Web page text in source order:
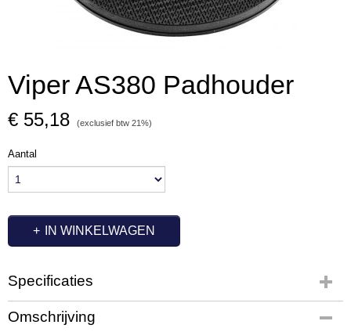
Viper AS380 Padhouder
€ 55,18 (exclusief btw 21%)
Aantal
IN WINKELWAGEN
Specificaties
Productcode
VI3812
Omschrijving